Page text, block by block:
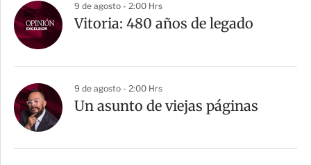
9 de agosto - 2:00 Hrs
Vitoria: 480 años de legado
9 de agosto - 2:00 Hrs
Un asunto de viejas páginas